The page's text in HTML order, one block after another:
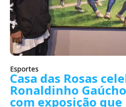
Esportes
Casa das Rosas
Ronaldinho
com exposição